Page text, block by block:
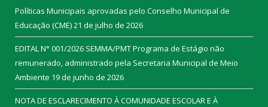
Políticas Municipais aprovadas pelo Conselho Municipal de
Educação (CME)21 de julho de 2026
EDITAL N° 001/2026 SEMMA/PMT Programa de Estágio não
remunerado, administrado pela Secretaria Municipal de Meio
Ambiente 19 de junho de 2026
NOTA DE ESCLARECIMENTO À COMUNIDADE ESCOLAR E À